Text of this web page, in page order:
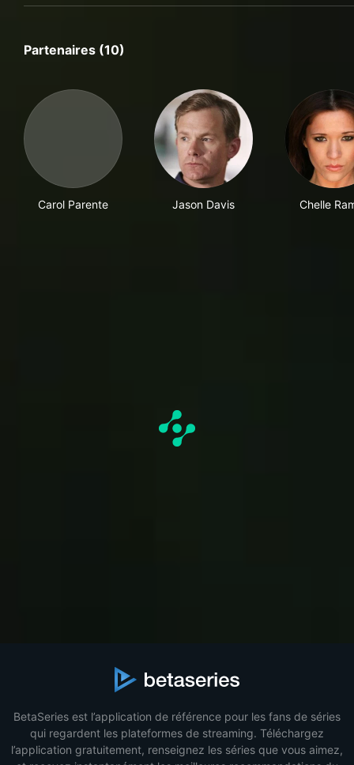
Partenaires (10)
Carol Parente Jason Davis Chelle
BetaSeries est l’application de référence pour les fans de séries
qui regardent les plateformes de streaming. Téléchargez
l’application gratuitement, renseignez les séries que vous aimez,